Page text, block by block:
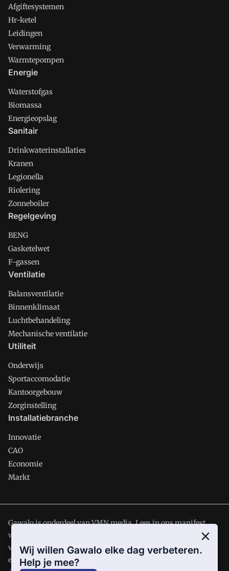
Afgiftesystemen
Hr-ketel
Leidingen
Verwarming
Warmtepompen
Energie
Waterstofgas
Biomassa
Energieopslag
Sanitair
Drinkwaterinstallaties
Kranen
Legionella
Riolering
Zonneboiler
Regelgeving
BENG
Gasketelwet
F-gassen
Ventilatie
Balansventilatie
Binnenklimaat
Luchtbehandeling
Mechanische ventilatie
Utiliteit
Onderwijs
Sportaccomodatie
Kantoorgebouw
Zorginstelling
Installatiebranche
Innovatie
CAO
Economie
Markt
Gawalo is onderdeel van VMN media. Lees inons manifest
waar VMN media voor staat. Op gebruik van deze site zijn de
volgende regelingen van toepassing:Algemene Voorwaarden
en
Privacy en Cookie beleid
Wij willen Gawalo elke dag verbeteren.
Help je mee?